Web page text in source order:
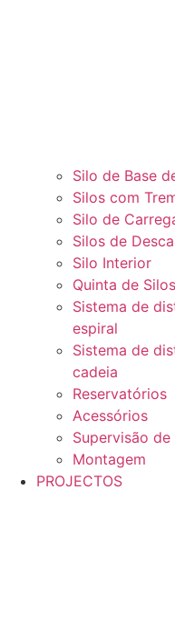
Silo de Base
Silos com
Silo de
Silos de
Silo Interior
Quinta de Silos
Sistema de
espiral
Sistema de
cadeia
Reservatórios
Acessórios
Supervisão
Montagem
PROJECTOS